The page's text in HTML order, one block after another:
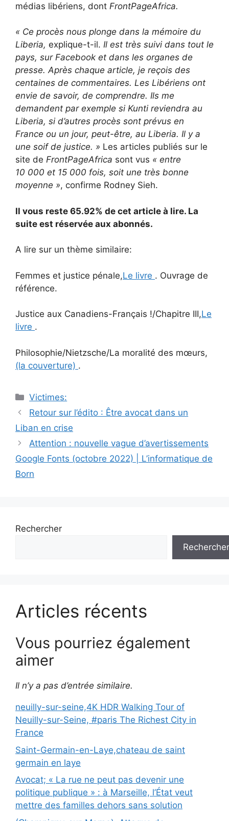
médias libériens, dont FrontPageAfrica.
« Ce procès nous plonge dans la mémoire du
Liberia, explique-t-il. Il est très suivi dans tout le
pays, sur Facebook et dans les organes de
presse. Après chaque article, je reçois des
centaines de commentaires. Les Libériens ont
envie de savoir, de comprendre. Ils me
demandent par exemple si Kunti reviendra au
Liberia, si d’autres procès sont prévus en
France ou un jour, peut-être, au Liberia. Il y a
une soif de justice. » Les articles publiés sur le
site de FrontPageAfrica sont vus « entre
10 000 et 15 000 fois, soit une très bonne
moyenne », confirme Rodney Sieh.
Il vous reste 65.92% de cet article à lire. La
suite est réservée aux abonnés.
A lire sur un thème similaire:
Femmes et justice pénale,Le livre . Ouvrage de
référence.
Justice aux Canadiens-Français !/Chapitre III,Le
livre .
Philosophie/Nietzsche/La moralité des mœurs,
(la couverture) .
Catégories
Victimes:
Navigation
des
Retour sur l’édito : Être avocat dans un
Liban en crise
Attention : nouvelle vague d’avertissements
Google Fonts (octobre 2022) | L’informatique de
Born
Rechercher
Rechercher
Articles récents
Vous pourriez également
aimer
Il n’y a pas d’entrée similaire.
neuilly-sur-seine,4K HDR Walking Tour of
Neuilly-sur-Seine, #paris The Richest City in
France
Saint-Germain-en-Laye,chateau de saint
germain en laye
Avocat; « La rue ne peut pas devenir une
politique publique » : à Marseille, l’État veut
mettre des familles dehors sans solution